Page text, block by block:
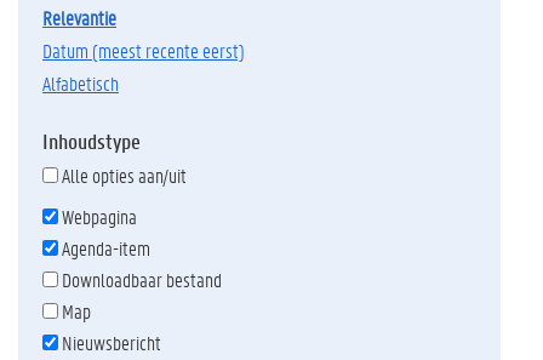
relevantie
datum (meest recente eerst)
alfabetisch
Inhoudstype
Alle opties aan/uit
Webpagina
Agenda-item
Downloadbaar bestand
Map
Nieuwsbericht